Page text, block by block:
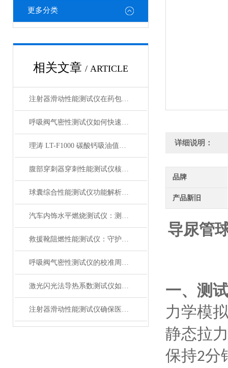
更多分类
相关文章 / ARTICLE
注射器滑动性能测试仪在药包材检测中的应用
呼吸阀气密性测试仪如何快速判断呼吸阀是否失效？
理涛 LT-F1000 碳酸钙吸油值测试仪 介绍说明
腹部穿刺器穿刺性能测试仪核心测试指标：穿刺力、峰值力、穿透力解析
球囊综合性能测试仪功能解析：额定爆破压（RBP）、顺应性、疲劳强度
汽车内饰水平燃烧测试仪：测试步骤、试样制备与结果判读
救援靴阻燃性能测试仪：守护救援人员足部安全的检测装备
呼吸阀气密性测试仪的校准周期与重要性
激光闪光法导热系数测试仪如何征服极端温度下的材料测试？
注射器滑动性能测试仪确保医疗注射安全顺畅
详细说明：
品牌
产品新旧
导尿管
一、测
力学模
静态拉
保持2分